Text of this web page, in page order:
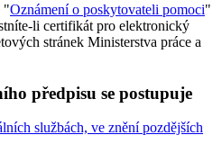
"Oznámení o poskytovateli pomoci"
li certifikát pro elektronický
stránek Ministerstva práce a
předpisu se postupuje
službách, ve znění pozdějších